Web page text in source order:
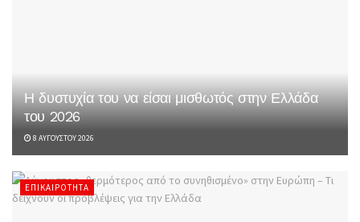
Η δυστυχία του να είσαι μισθωτός στην Ελλάδα
του 2026
8 ΑΥΓΟΎΣΤΟΥ 2026
ΕΠΙΚΑΙΡΌΤΗΤΑ